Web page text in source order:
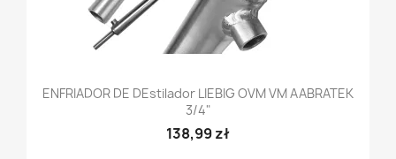
ENFRIADOR DE DEstilador LIEBIG OVM VM AABRATEK
3/4"
138,99 zł